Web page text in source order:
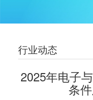
行业动态
2025年电子
条